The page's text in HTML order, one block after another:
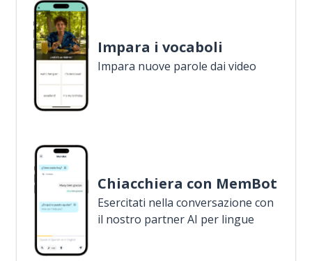
Impara i vocaboli
Impara nuove parole dai video
Chiacchiera con MemBot
Esercitati nella conversazione con
il nostro partner AI per lingue